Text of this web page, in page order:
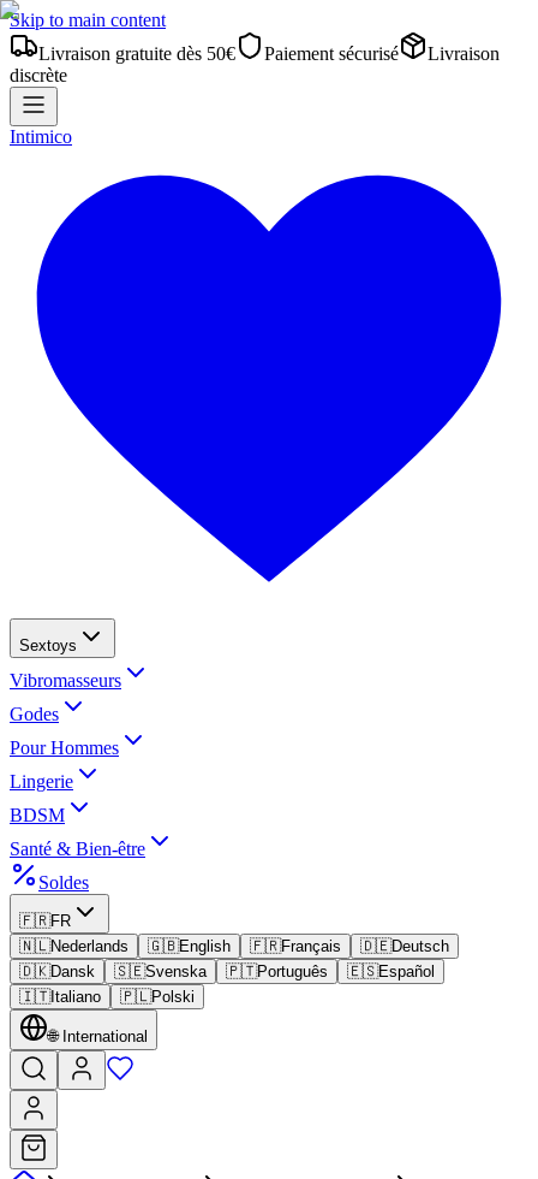
Skip to main content
Livraison gratuite dès 50€
Paiement sécurisé
Livraison
discrète
Intimico
Sextoys
Vibromasseurs
Godes
Pour Hommes
Lingerie
BDSM
Santé & Bien-être
Soldes
🇫🇷FR
🇳🇱Nederlands 🇬🇧English 🇫🇷Français 🇩🇪Deutsch
🇩🇰Dansk 🇸🇪Svenska 🇵🇹Português 🇪🇸Español
🇮🇹Italiano 🇵🇱Polski
🌐 International